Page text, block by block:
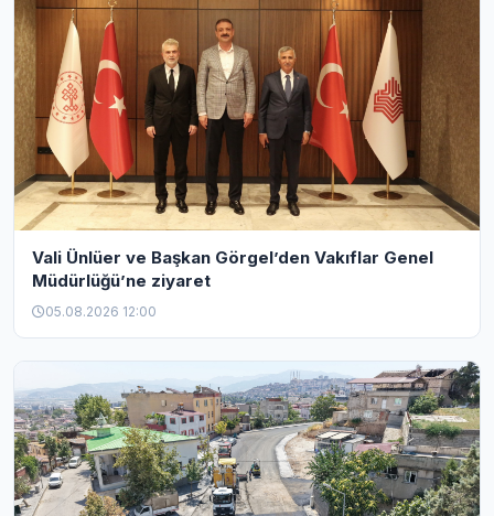
Vali Ünlüer ve Başkan Görgel’den Vakıflar Genel
Müdürlüğü’ne ziyaret
05.08.2026 12:00